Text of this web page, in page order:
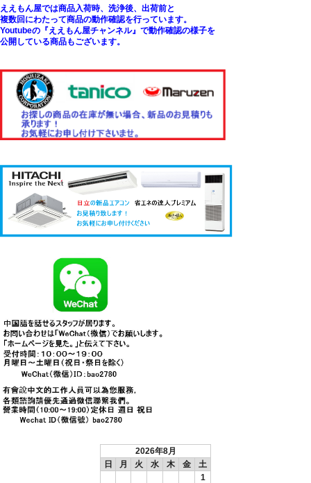
ええもん屋では商品入荷時、洗浄後、出荷前と
複数回にわたって商品の動作確認を行っています。
Youtubeの『ええもん屋チャンネル』で動作確認の様子を
公開している商品もございます。
2026年8月
日
月 火 水 木 金
土
1